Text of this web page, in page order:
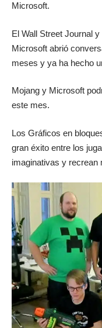
Microsoft.
El Wall Street Journal
Microsoft abrió
meses y ya ha hecho
Mojang y Microsoft
este mes.
Los Gráficos en
gran éxito entre los
imaginativas y recrean